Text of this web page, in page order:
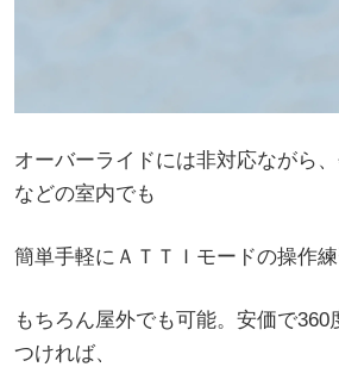
オーバーライドには非対応ながら
などの室内でも
簡単手軽にＡＴＴＩモードの操作練
もちろん屋外でも可能。安価で360
つければ、